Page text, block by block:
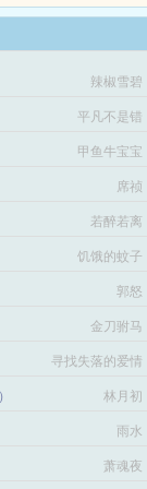
辣椒雪碧
平凡不是错
甲鱼牛宝宝
席祯
若醉若离
饥饿的蚊子
郭怒
金刀驸马
寻找失落的爱情
林月初
雨水
萧魂夜